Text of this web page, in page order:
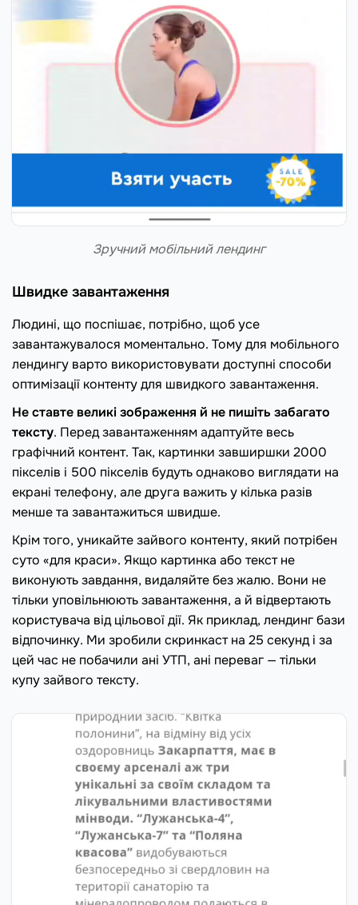
Зручний мобільний лендинг
Швидке завантаження
Людині, що поспішає, потрібно, щоб усе
завантажувалося моментально. Тому для мобільного
лендингу варто використовувати доступні способи
оптимізації контенту для швидкого завантаження.
Не ставте великі зображення й не пишіть забагато
тексту. Перед завантаженням адаптуйте весь
графічний контент. Так, картинки завширшки 2000
пікселів і 500 пікселів будуть однаково виглядати на
екрані телефону, але друга важить у кілька разів
менше та завантажиться швидше.
Крім того, уникайте зайвого контенту, який потрібен
суто «для краси». Якщо картинка або текст не
виконують завдання, видаляйте без жалю. Вони не
тільки уповільнюють завантаження, а й відвертають
користувача від цільової дії. Як приклад, лендинг бази
відпочинку. Ми зробили скринкаст на 25 секунд і за
цей час не побачили ані УТП, ані переваг — тільки
купу зайвого тексту.